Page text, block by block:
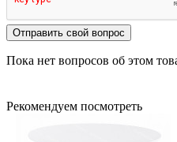
Отправить свой вопрос
Пока нет вопросов об этом
Рекомендуем посмотреть